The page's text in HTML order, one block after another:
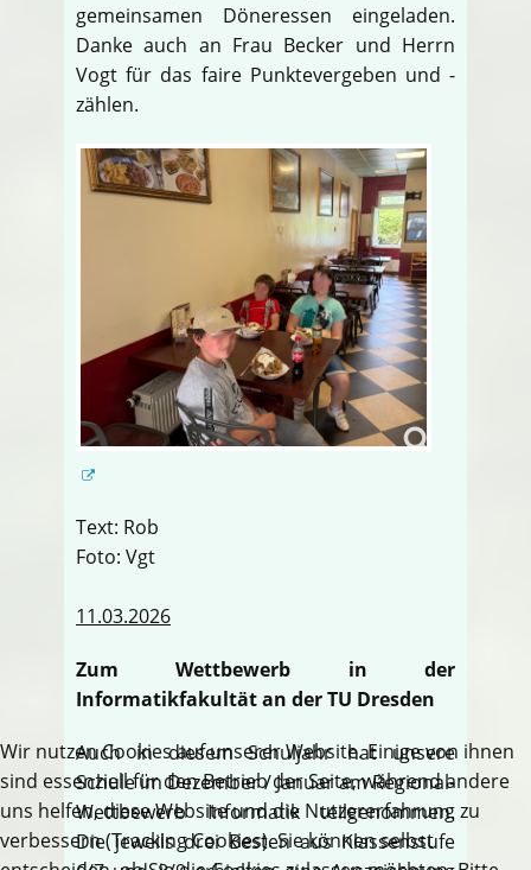
gemeinsamen Döneressen eingeladen.
Danke auch an Frau Becker und Herrn
Vogt für das faire Punktevergeben und -
zählen.
Text: Rob
Foto: Vgt
11.03.2026
Zum Wettbewerb in der
Informatikfakultät an der TU Dresden
Auch in diesem Schuljahr hat unsere
Schule im Dezember / Januar am Regional-
Wettbewerb Informatik teilgenommen.
Die jeweils drei Besten aus Klassenstufe
Wir nutzen Cookies auf unserer Website. Einige von ihnen
sind essenziell für den Betrieb der Seite, während andere
uns helfen, diese Website und die Nutzererfahrung zu
verbessern (Tracking Cookies). Sie können selbst